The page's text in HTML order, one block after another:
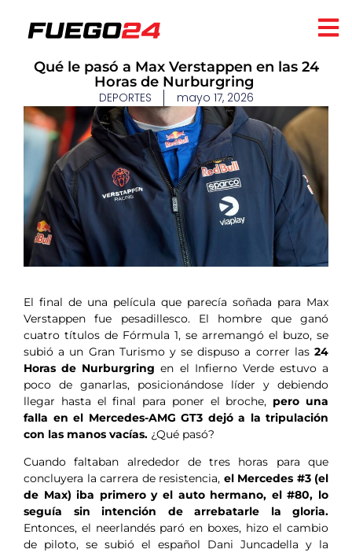
​Qué le pasó a Max Verstappen en las 24
Horas de Nurburgring
DEPORTES mayo 17, 2026
El final de una película que parecía soñada para Max
Verstappen fue pesadillesco. El hombre que ganó
cuatro títulos de Fórmula 1, se arremangó el buzo, se
subió a un Gran Turismo y se dispuso a correr las 24
Horas de Nurburgring en el Infierno Verde estuvo a
poco de ganarlas, posicionándose líder y debiendo
llegar hasta el final para poner el broche, pero una
falla en el Mercedes-AMG GT3 dejó a la tripulación
con las manos vacías. ¿Qué pasó?
Cuando faltaban alrededor de tres horas para que
concluyera la carrera de resistencia, el Mercedes #3 (el
de Max) iba primero y el auto hermano, el #80, lo
seguía sin intención de arrebatarle la gloria.
Entonces, el neerlandés paró en boxes, hizo el cambio
de piloto, se subió el español Dani Juncadella y la